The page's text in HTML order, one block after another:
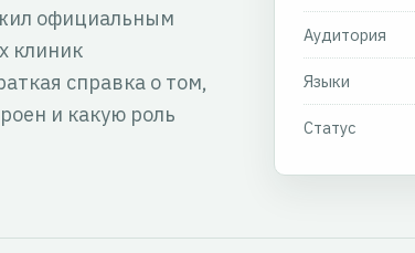
официальным
клиник
справка о том,
и какую роль
Аудитория
Языки
Статус